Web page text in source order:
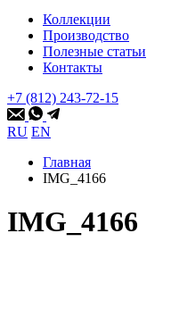
Коллекции
Производство
Полезные статьи
Контакты
+7 (812) 243-72-15
RU EN
Главная
IMG_4166
IMG_4166